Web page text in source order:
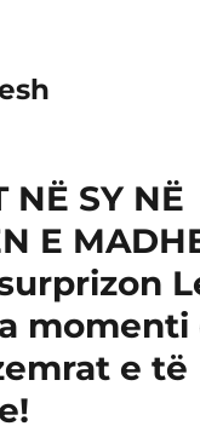
NË SY NË
E
momenti
e të